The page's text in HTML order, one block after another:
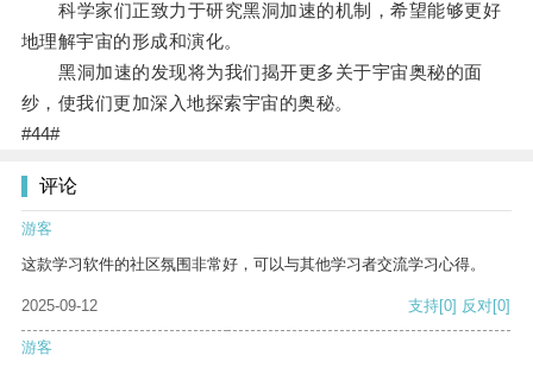
科学家们正致力于研究黑洞加速的机制，希望能够更好
地理解宇宙的形成和演化。
黑洞加速的发现将为我们揭开更多关于宇宙奥秘的面
纱，使我们更加深入地探索宇宙的奥秘。
#44#
评论
游客
这款学习软件的社区氛围非常好，可以与其他学习者交流学习心得。
2025-09-12 支持[0] 反对[0]
游客